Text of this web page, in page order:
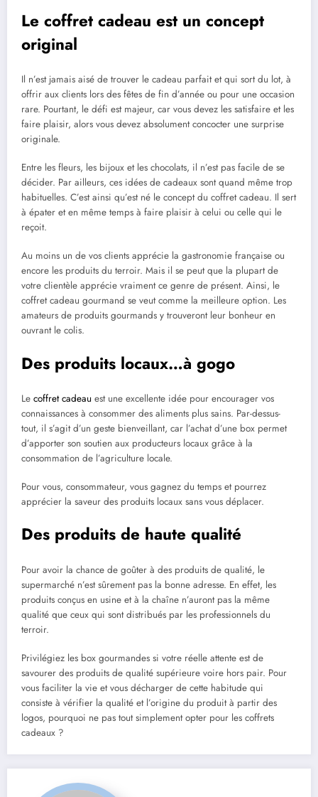
Le coffret cadeau est un concept
original
Il n’est jamais aisé de trouver le cadeau parfait et qui sort du lot, à
offrir aux clients lors des fêtes de fin d’année ou pour une occasion
rare. Pourtant, le défi est majeur, car vous devez les satisfaire et les
faire plaisir, alors vous devez absolument concocter une surprise
originale.
Entre les fleurs, les bijoux et les chocolats, il n’est pas facile de se
décider. Par ailleurs, ces idées de cadeaux sont quand même trop
habituelles. C’est ainsi qu’est né le concept du coffret cadeau. Il sert
à épater et en même temps à faire plaisir à celui ou celle qui le
reçoit.
Au moins un de vos clients apprécie la gastronomie française ou
encore les produits du terroir. Mais il se peut que la plupart de
votre clientèle apprécie vraiment ce genre de présent. Ainsi, le
coffret cadeau gourmand se veut comme la meilleure option. Les
amateurs de produits gourmands y trouveront leur bonheur en
ouvrant le colis.
Des produits locaux…à gogo
Le coffret cadeau est une excellente idée pour encourager vos
connaissances à consommer des aliments plus sains. Par-dessus-
tout, il s’agit d’un geste bienveillant, car l’achat d’une box permet
d’apporter son soutien aux producteurs locaux grâce à la
consommation de l’agriculture locale.
Pour vous, consommateur, vous gagnez du temps et pourrez
apprécier la saveur des produits locaux sans vous déplacer.
Des produits de haute qualité
Pour avoir la chance de goûter à des produits de qualité, le
supermarché n’est sûrement pas la bonne adresse. En effet, les
produits conçus en usine et à la chaîne n’auront pas la même
qualité que ceux qui sont distribués par les professionnels du
terroir.
Privilégiez les box gourmandes si votre réelle attente est de
savourer des produits de qualité supérieure voire hors pair. Pour
vous faciliter la vie et vous décharger de cette habitude qui
consiste à vérifier la qualité et l’origine du produit à partir des
logos, pourquoi ne pas tout simplement opter pour les coffrets
cadeaux ?